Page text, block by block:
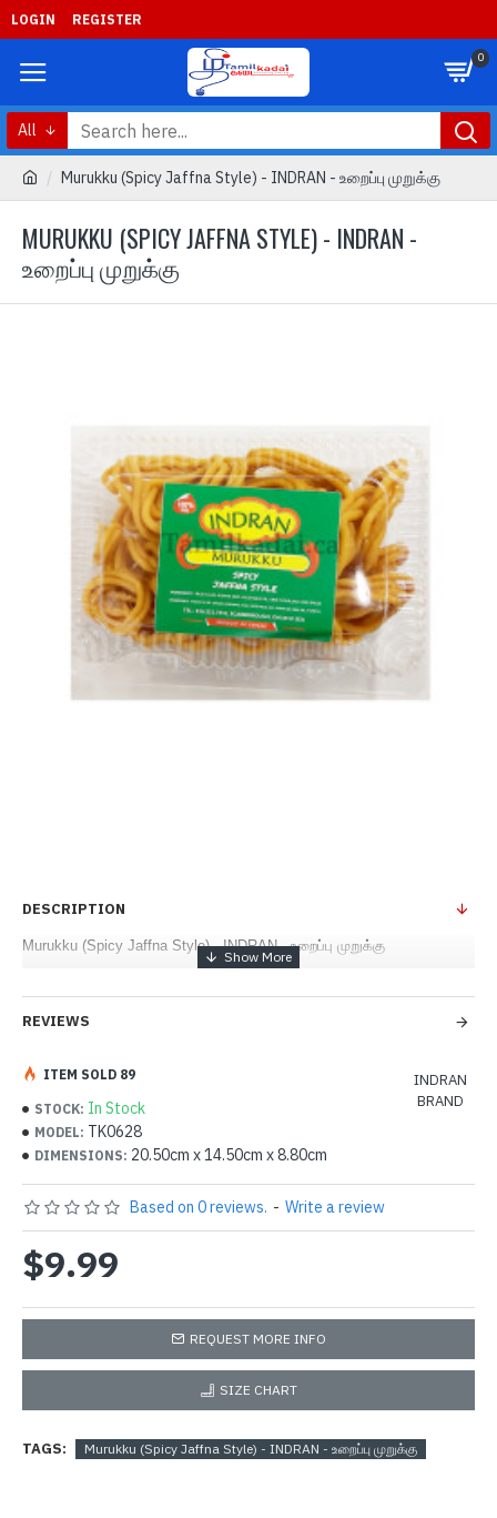
LOGIN REGISTER
0
All
Murukku (Spicy Jaffna Style) - INDRAN - உறைப்பு முறுக்கு
MURUKKU (SPICY JAFFNA STYLE) - INDRAN -
உறைப்பு முறுக்கு
DESCRIPTION
Murukku (Spicy Jaffna Style) - INDRAN - உறைப்பு முறுக்கு
REVIEWS
STOCK: In Stock
MODEL: TK0628
DIMENSIONS: 20.50cm x 14.50cm x 8.80cm
INDRAN
BRAND
ITEM SOLD 89
Based on 0 reviews. - Write a review
$9.99
REQUEST MORE INFO
SIZE CHART
TAGS: Murukku (Spicy Jaffna Style) - INDRAN - உறைப்பு முறுக்கு